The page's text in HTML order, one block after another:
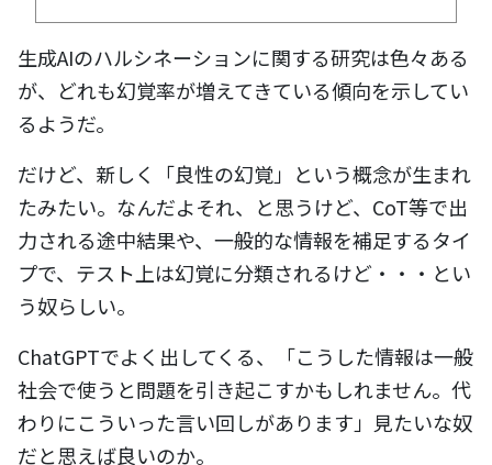
生成AIのハルシネーションに関する研究は色々ある
が、どれも幻覚率が増えてきている傾向を示してい
るようだ。
だけど、新しく「良性の幻覚」という概念が生まれ
たみたい。なんだよそれ、と思うけど、CoT等で出
力される途中結果や、一般的な情報を補足するタイ
プで、テスト上は幻覚に分類されるけど・・・とい
う奴らしい。
ChatGPTでよく出してくる、「こうした情報は一般
社会で使うと問題を引き起こすかもしれません。代
わりにこういった言い回しがあります」見たいな奴
だと思えば良いのか。